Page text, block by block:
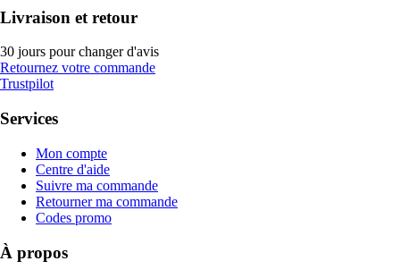
Livraison et retour
30 jours pour changer d'avis
Retournez votre commande
Trustpilot
Services
Mon compte
Centre d'aide
Suivre ma commande
Retourner ma commande
Codes promo
À propos